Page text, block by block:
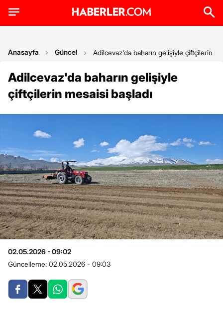
Anasayfa Güncel Adilcevaz'da baharın gelişiyle çiftçilerin
Adilcevaz'da baharın gelişiyle
çiftçilerin mesaisi başladı
02.05.2026 - 09:02
Güncelleme: 02.05.2026 - 09:03